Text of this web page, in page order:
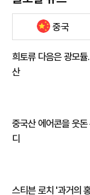
중국
희토류 다음은 광모
산
중국산 에어콘을 웃돈
디
스티븐 로치 '과거의